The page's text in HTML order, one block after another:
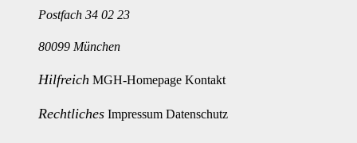
Postfach 34 02 23
80099 München
Hilfreich MGH-Homepage Kontakt
Rechtliches Impressum Datenschutz